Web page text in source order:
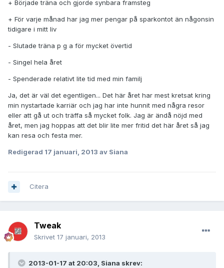
+ Började träna och gjorde synbara framsteg
+ För varje månad har jag mer pengar på sparkontot än någonsin
tidigare i mitt liv
- Slutade träna p g a för mycket övertid
- Singel hela året
- Spenderade relativt lite tid med min familj
Ja, det är väl det egentligen... Det här året har mest kretsat kring
min nystartade karriär och jag har inte hunnit med några resor
eller att gå ut och träffa så mycket folk. Jag är ändå nöjd med
året, men jag hoppas att det blir lite mer fritid det här året så jag
kan resa och festa mer.
Redigerad 17 januari, 2013 av Siana
Citera
Tweak
Skrivet 17 januari, 2013
2013-01-17 at 20:03, Siana skrev: